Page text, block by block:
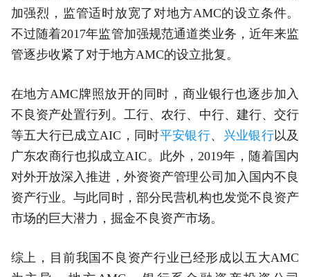
加强烈，监管适时放宽了对地方AMC的设立条件。
不过随着2017年监管加强规范通道类业务，近年来监
管逐步收紧了对于地方AMC的设立批复。
在地方AMC牌照放开的同时，商业银行也逐步加入
不良资产处置行列。工行、农行、中行、建行、交行
等五大行已成立AIC，同时平安银行、 兴业银行以及
广东农商行也拟成立AIC。此外，2019年，随着国内
对外开放深入推进，外资资产管理公司加入国内不良
资产行业。与此同时，部分民营机构也发觉不良资产
市场的巨大潜力，掘金不良资产市场。
综上，目前我国不良资产行业已经形成以五大AMC